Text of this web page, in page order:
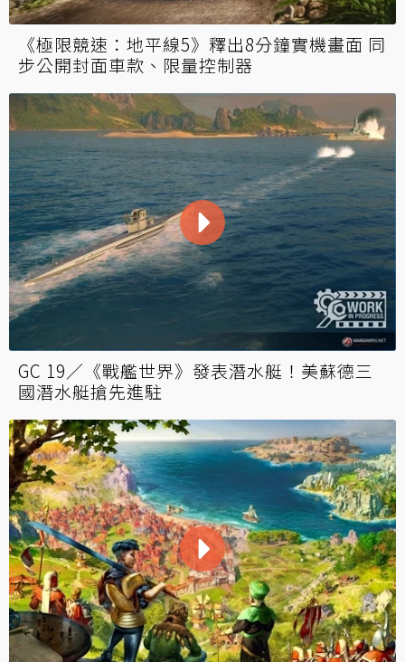
《極限競速：地平線5》釋出8分鐘實機畫面 同
步公開封面車款、限量控制器
GC 19／《戰艦世界》發表潛水艇！美蘇德三
國潛水艇搶先進駐